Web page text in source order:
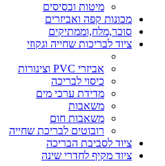
מיטות ובסיסים
מכונות קפה ואביזרים
סוכר,מלח,וממתיקים
ציוד לבריכות שחייה וגקוזי
אביזרי PVC וצינורות
כיסוי לבריכה
מדידת ערכי מים
משאבות
משאבות חום
רובוטים לבריכת שחייה
ציוד לסביבת הבריכה
ציוד מקיף לחדרי שינה